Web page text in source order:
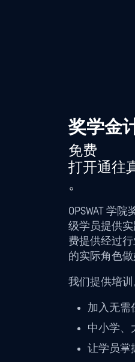
奖学金
免费
打开通往
。
OPSWAT 学
级学员提供
费提供经过
的实际角色做
我们提供培
加入无需
中小学、
让学员掌